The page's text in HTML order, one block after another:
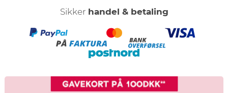
Sikker handel & betaling